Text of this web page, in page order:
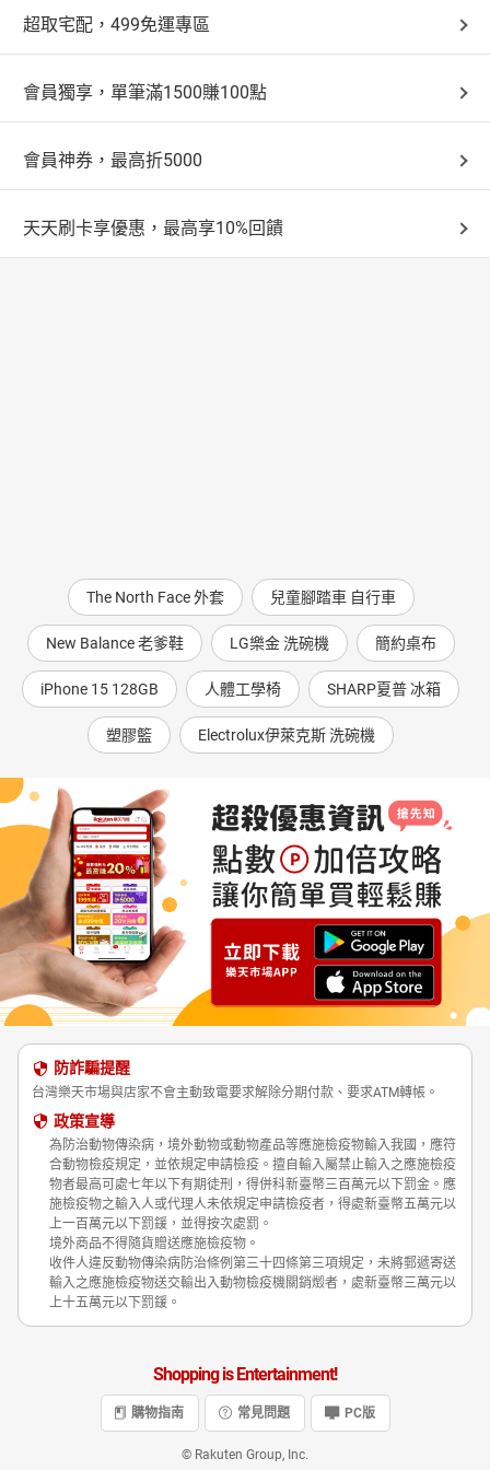
超取宅配，499免運專區
會員獨享，單筆滿1500賺100點
會員神券，最高折5000
天天刷卡享優惠，最高享10%回饋
The North Face 外套 兒童腳踏車 自行車
New Balance 老爹鞋 LG樂金 洗碗機 簡約桌布
iPhone 15 128GB 人體工學椅 SHARP夏普 冰箱
塑膠籃 Electrolux伊萊克斯 洗碗機
防詐騙提醒
台灣樂天市場與店家不會主動致電要求解除分期付款、要求ATM轉帳。
政策宣導
為防治動物傳染病，境外動物或動物產品等應施檢疫物輸入我國，應符
合動物檢疫規定，並依規定申請檢疫。擅自輸入屬禁止輸入之應施檢疫
物者最高可處七年以下有期徒刑，得併科新臺幣三百萬元以下罰金。應
施檢疫物之輸入人或代理人未依規定申請檢疫者，得處新臺幣五萬元以
上一百萬元以下罰鍰，並得按次處罰。
境外商品不得隨貨贈送應施檢疫物。
收件人違反動物傳染病防治條例第三十四條第三項規定，未將郵遞寄送
輸入之應施檢疫物送交輸出入動物檢疫機關銷燬者，處新臺幣三萬元以
上十五萬元以下罰鍰。
Shopping is Entertainment!
購物指南 常見問題 PC版
© Rakuten Group, Inc.